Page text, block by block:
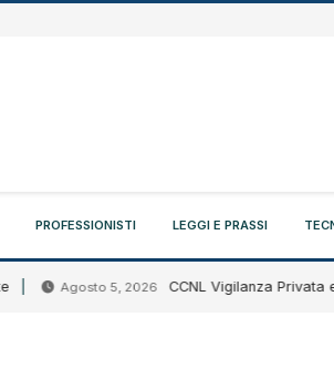
PROFESSIONISTI LEGGI E PRASSI
Agosto 5, 2026 CCNL Vigilanza Privata e